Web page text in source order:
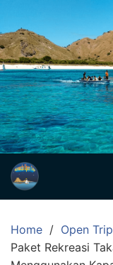
content
Paket
Wisata
Sharing
Trip
Komodo
Paket
Wisata
Open
Pulau
Komodo
Home
Open
Paket Rekreasi